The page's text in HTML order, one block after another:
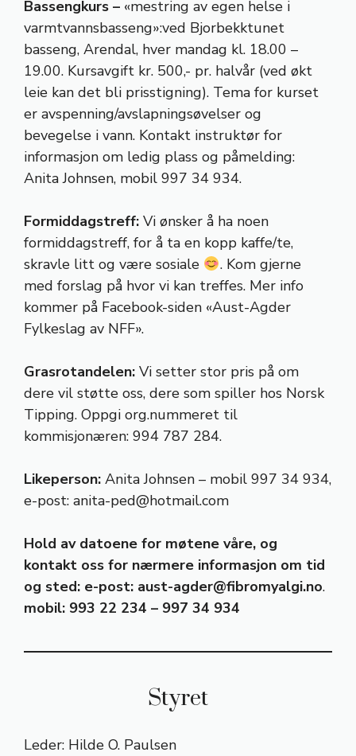
Bassengkurs – «mestring av egen helse i
varmtvannsbasseng»:ved Bjorbekktunet
basseng, Arendal, hver mandag kl. 18.00 –
19.00. Kursavgift kr. 500,- pr. halvår (ved økt
leie kan det bli prisstigning). Tema for kurset
er avspenning/avslapningsøvelser og
bevegelse i vann. Kontakt instruktør for
informasjon om ledig plass og påmelding:
Anita Johnsen, mobil 997 34 934.
Formiddagstreff: Vi ønsker å ha noen
formiddagstreff, for å ta en kopp kaffe/te,
skravle litt og være sosiale
. Kom gjerne
med forslag på hvor vi kan treffes. Mer info
kommer på Facebook-siden «Aust-Agder
Fylkeslag av NFF».
Grasrotandelen: Vi setter stor pris på om
dere vil støtte oss, dere som spiller hos Norsk
Tipping. Oppgi org.nummeret til
kommisjonæren: 994 787 284.
Likeperson: Anita Johnsen – mobil 997 34 934,
e-post: anita-ped@hotmail.com
Hold av datoene for møtene våre, og
kontakt oss for nærmere informasjon om tid
og sted: e-post: aust-agder@fibromyalgi.no.
mobil: 993 22 234 – 997 34 934
Styret
Leder: Hilde O. Paulsen